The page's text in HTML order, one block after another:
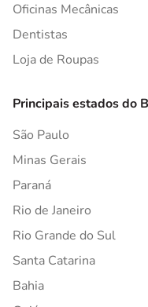
Oficinas Mecânicas
Dentistas
Loja de Roupas
Principais estados do
São Paulo
Minas Gerais
Paraná
Rio de Janeiro
Rio Grande do Sul
Santa Catarina
Bahia